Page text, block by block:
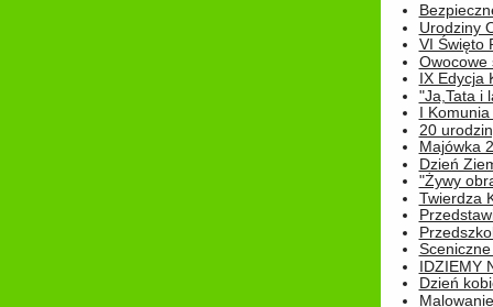
Urodziny
VI Święto
Owocowe
IX Edycja
"Ja,Tata i
I
20
Majówka
Dzień
"Żywy
Twierdza
IDZIEMY
Dzień